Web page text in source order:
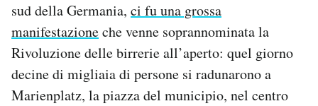
Area Personale
Newsletter
Notifiche mobile
sud della Germania, ci fu una grossa
manifestazioneche venne soprannominata la
Rivoluzione delle birrerie all’aperto: quel giorno
decine di migliaia di persone si radunarono a
Marienplatz, la piazza del municipio, nel centro